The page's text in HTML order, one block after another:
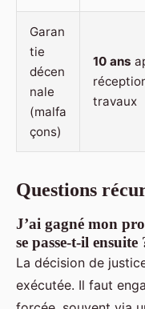
Garan
tie
décen
nale
(malfa
çons)
10 ans
travaux
Questions
J’ai gagné mon
se passe-t-il ensuite
La décision de
exécutée. Il faut